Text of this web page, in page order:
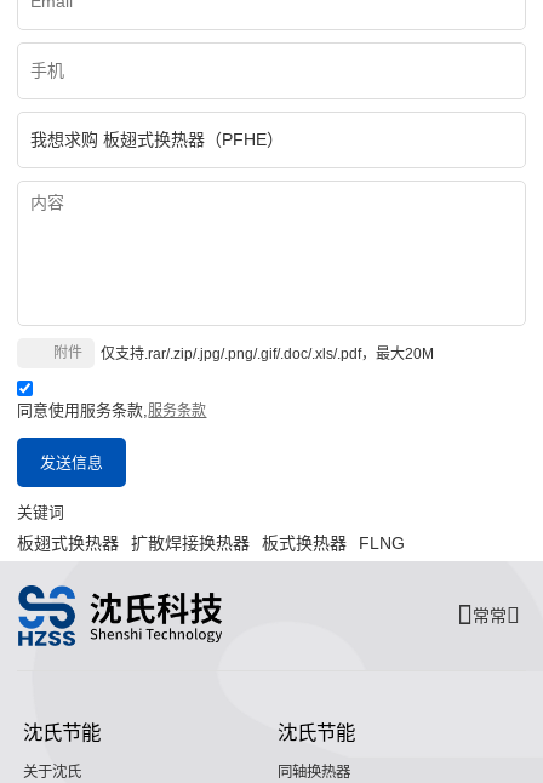
仅支持.rar/.zip/.jpg/.png/.gif/.doc/.xls/.pdf，最大20M
附件
同意使用服务条款,服务条款
发送信息
关键词
板翅式换热器 扩散焊接换热器 板式换热器 FLNG
常常
沈氏节能
关于沈氏
沈氏节能
同轴换热器